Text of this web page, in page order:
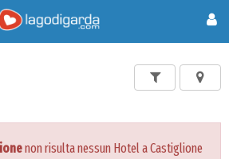
non risulta nessun Hotel a Castiglione